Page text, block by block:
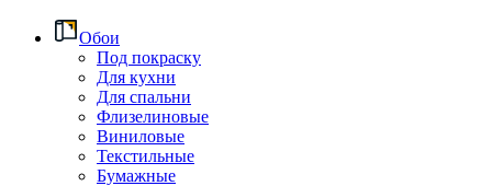
Обои
Под покраску
Для кухни
Для спальни
Флизелиновые
Виниловые
Текстильные
Бумажные